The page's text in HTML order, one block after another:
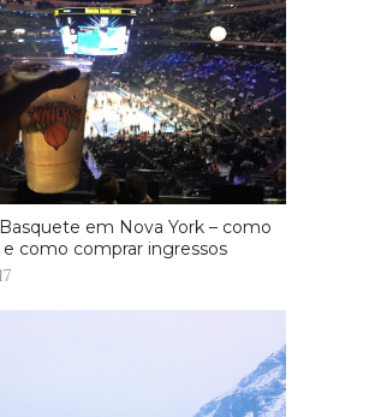
em Nova York – como
e como comprar ingressos